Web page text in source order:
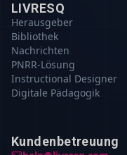
LIVRESQ
Herausgeber
Bibliothek
Nachrichten
PNRR-Lösung
Instructional Designer
Digitale Pädagogik
Kundenbetreuung